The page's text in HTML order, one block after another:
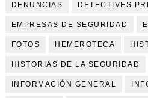
DENUNCIAS DETECTIVES
EMPRESAS DE SEGURIDAD
FOTOS HEMEROTECA
HISTORIAS DE LA SEGURIDAD
INFORMACIÓN GENERAL